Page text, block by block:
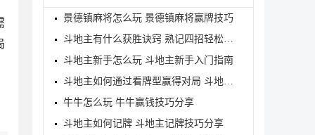
景德镇麻将怎么玩 景德镇麻将赢牌技巧
斗地主有什么获胜诀窍 熟记四招轻松取胜
斗地主新手怎么玩 斗地主新手入门指南
斗地主如何通过看牌型赢得对局 斗地主获胜技巧
牛牛怎么玩 牛牛赢钱技巧分享
斗地主如何记牌 斗地主记牌技巧分享